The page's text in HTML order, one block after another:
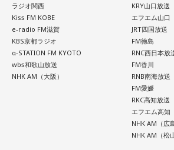
【12位】山羊座（やぎ座）
ワーク・ライフ・バランスを考えると良
なたは、働きすぎてはいませんか？あな
しゃるのはとても素敵ですが、今日はプ
ラジオ関西
Kiss FM KOBE
e-radio FM滋賀
KBS京都ラジオ
α-STATION FM KYOTO
wbs和歌山放送
NHK AM（大阪）
KRY山口放送
エフエム山口
JRT四国放送
FM徳島
RNC西日本放
FM香川
RNB南海放送
FM愛媛
RKC高知放送
エフエム高知
NHK AM（広
NHK AM（松